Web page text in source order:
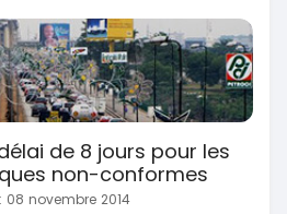
de 8 jours pour les
non-conformes
08 novembre 2014